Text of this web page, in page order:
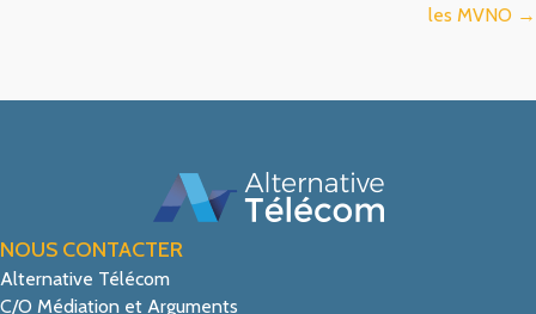
les MVNO →
NOUS CONTACTER
Alternative Télécom
C/O Médiation et Arguments